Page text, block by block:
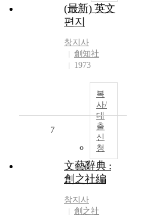
(最新) 英文
편지
창지사
創知社
1973
복
사/
대
출
신
청
7
文藝辭典 :
創之社編
창지사
創之社